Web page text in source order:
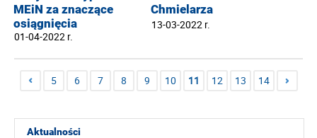
Aktualności
MEiN za znaczące
osiągnięcia
01-04-2022 r.
Chmielarza
13-03-2022 r.
5 6 7 8 9 10 11 12 13 14